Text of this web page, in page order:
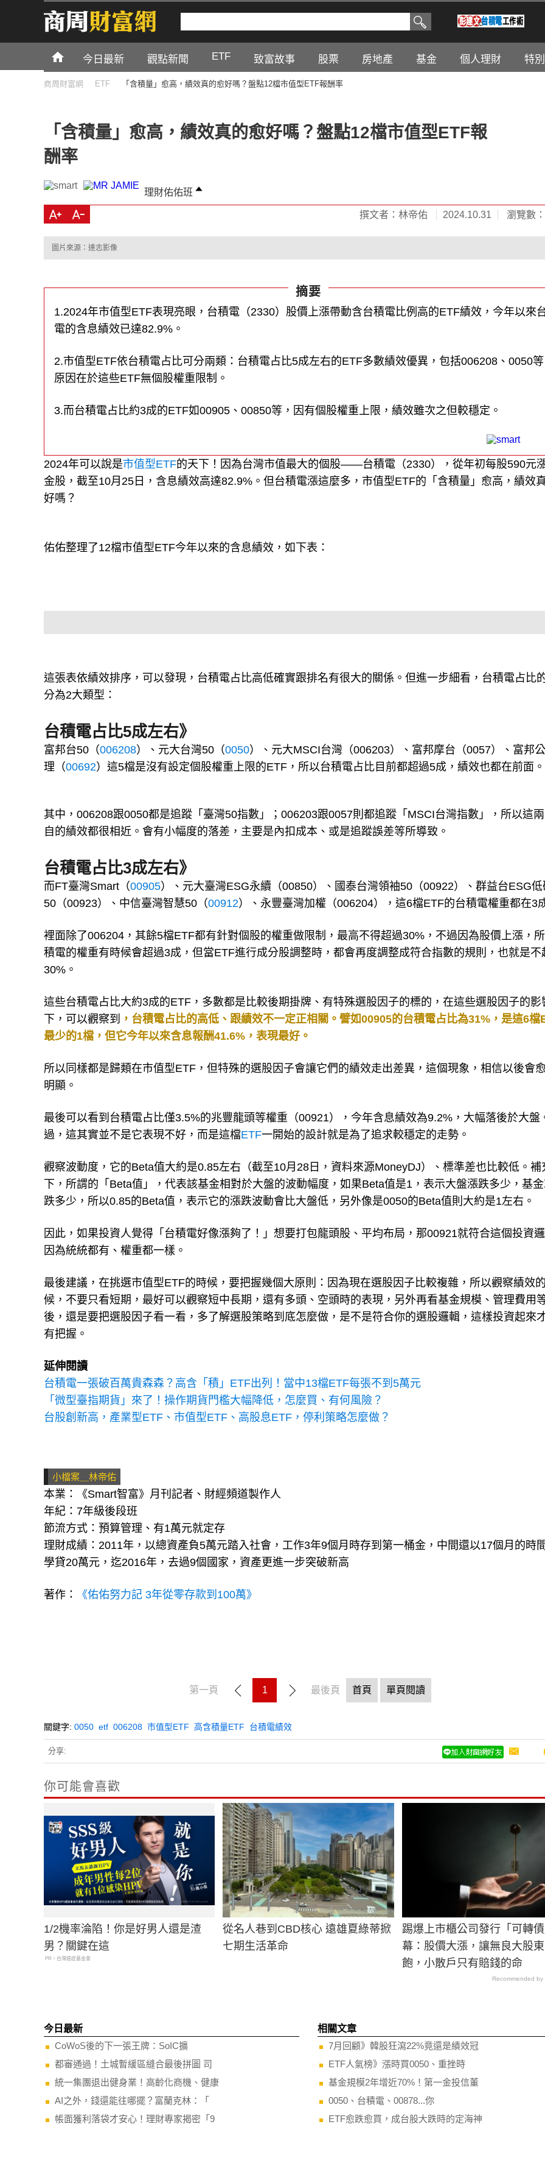
今日最新 觀點新聞 ETF 致富故事 股票 房地產 基金 個人理財 特
商周財富網 ETF 「含積量」愈高，績效真的愈好嗎？盤點12檔市值型ETF報酬率
「含積量」愈高，績效真的愈好嗎？盤點12檔市值型ETF報
酬率
理財佑佑班
撰文者：林帝佑 2024.10.31 瀏覽數
圖片來源：達志影像
摘要
1.2024年市值型ETF表現亮眼，台積電（2330）股價上漲帶動含台積電比例高的ETF績效，今年以來
電的含息績效已達82.9%。
2.市值型ETF依台積電占比可分兩類：台積電占比5成左右的ETF多數績效優異，包括006208、0050
原因在於這些ETF無個股權重限制。
3.而台積電占比約3成的ETF如00905、00850等，因有個股權重上限，績效雖次之但較穩定。
2024年可以說是市值型ETF的天下！因為台灣市值最大的個股——台積電（2330），從年初每股590元
金股，截至10月25日，含息績效高達82.9%。但台積電漲這麼多，市值型ETF的「含積量」愈高，績效
好嗎？
佑佑整理了12檔市值型ETF今年以來的含息績效，如下表：
這張表依績效排序，可以發現，台積電占比高低確實跟排名有很大的關係。但進一步細看，台積電占比
分為2大類型：
台積電占比5成左右》
富邦台50（006208）、元大台灣50（0050）、元大MSCI台灣（006203）、富邦摩台（0057）、富邦
理（00692）這5檔是沒有設定個股權重上限的ETF，所以台積電占比目前都超過5成，績效也都在前面。
其中，006208跟0050都是追蹤「臺灣50指數」；006203跟0057則都追蹤「MSCI台灣指數」，所以這
自的績效都很相近。會有小幅度的落差，主要是內扣成本、或是追蹤誤差等所導致。
台積電占比3成左右》
而FT臺灣Smart（00905）、元大臺灣ESG永續（00850）、國泰台灣領袖50（00922）、群益台ESG低
50（00923）、中信臺灣智慧50（00912）、永豐臺灣加權（006204），這6檔ETF的台積電權重都在3
裡面除了006204，其餘5檔ETF都有針對個股的權重做限制，最高不得超過30%，不過因為股價上漲，
積電的權重有時候會超過3成，但當ETF進行成分股調整時，都會再度調整成符合指數的規則，也就是不
30%。
這些台積電占比大約3成的ETF，多數都是比較後期掛牌、有特殊選股因子的標的，在這些選股因子的影
下，可以觀察到 ，台積電占比的高低、跟績效不一定正相關。譬如00905的台積電占比為31%，是這6檔
最少的1檔，但它今年以來含息報酬41.6%，表現最好。
所以同樣都是歸類在市值型ETF，但特殊的選股因子會讓它們的績效走出差異，這個現象，相信以後會
明顯。
最後可以看到台積電占比僅3.5%的兆豐龍頭等權重（00921），今年含息績效為9.2%，大幅落後於大盤
過，這其實並不是它表現不好，而是這檔ETF一開始的設計就是為了追求較穩定的走勢。
觀察波動度，它的Beta值大約是0.85左右（截至10月28日，資料來源MoneyDJ）、標準差也比較低。補
下，所謂的「Beta值」，代表該基金相對於大盤的波動幅度，如果Beta值是1，表示大盤漲跌多少，基
跌多少，所以0.85的Beta值，表示它的漲跌波動會比大盤低，另外像是0050的Beta值則大約是1左右。
因此，如果投資人覺得「台積電好像漲夠了！」想要打包龍頭股、平均布局，那00921就符合這個投資
因為統統都有、權重都一樣。
最後建議，在挑選市值型ETF的時候，要把握幾個大原則：因為現在選股因子比較複雜，所以觀察績效
候，不要只看短期，最好可以觀察短中長期，還有多頭、空頭時的表現，另外再看基金規模、管理費用
後，還是要把選股因子看一看，多了解選股策略到底怎麼做，是不是符合你的選股邏輯，這樣投資起來
有把握。
延伸閱讀
台積電一張破百萬貴森森？高含「積」ETF出列！當中13檔ETF每張不到5萬元
「微型臺指期貨」來了！操作期貨門檻大幅降低，怎麼買、有何風險？
台股創新高，產業型ETF、市值型ETF、高股息ETF，停利策略怎麼做？
小檔案＿林帝佑
本業：《Smart智富》月刊記者、財經頻道製作人
年紀：7年級後段班
節流方式：預算管理、有1萬元就定存
理財成績：2011年，以總資產負5萬元踏入社會，工作3年9個月時存到第一桶金，中間還以17個月的時
學貸20萬元，迄2016年，去過9個國家，資產更進一步突破新高
著作： 《佑佑努力記 3年從零存款到100萬》
第一頁 1 最後頁 首頁 單頁閱讀
關鍵字: 0050 etf 006208 市值型ETF 高含積量ETF 台積電績效
分享:
你可能會喜歡
1/2機率淪陷！你是好男人還是渣
男？關鍵在這
PR・台灣癌症基金會
從名人巷到CBD核心 遠雄夏綠蒂掀
七期生活革命
踢爆上市櫃公司發行「可轉
幕：股價大漲，讓無良大股
飽，小散戶只有賠錢的命
Recommended by
今日最新
CoWoS後的下一張王牌：SoIC擴
都審通過！土城暫緩區縫合最後拼圖 司
統一集團退出健身業！高齡化商機、健康
AI之外，錢還能往哪擺？富蘭克林：「
帳面獲利落袋才安心！理財專家揭密「9
相關文章
7月回顧》韓股狂瀉22%竟還是績效冠
ETF人氣榜》漲時買0050、重挫時
基金規模2年增近70%！第一金投信董
0050、台積電、00878...你
ETF愈跌愈買，成台股大跌時的定海神